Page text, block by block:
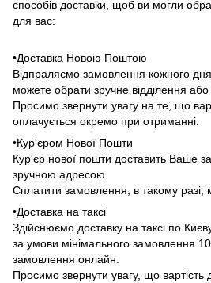
способів доставки, щоб ви могли
для вас:
•Доставка Новою Поштою
Відпраляємо замовлення кожного
можете обрати зручне відділення
Просимо звернути увагу на те, що
оплачується окремо при отриманні.
•Кур'єром Нової Пошти
Кур'єр нової пошти доставить Ваше
зручною адресою.
Сплатити замовлення, в такому разі,
•Доставка на таксі
Здійснюємо доставку на таксі по
за умови мінімального замовлення
замовлення онлайн.
Просимо звернути увагу, що вартість